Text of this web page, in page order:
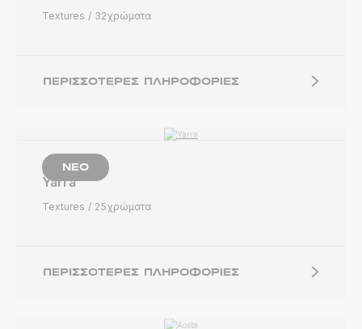
Textures 32χρώματα
ΠΕΡΙΣΣΌΤΕΡΕΣ ΠΛΗΡΟΦΟΡΊΕΣ
ΝΈΟ
Yarra
Textures 25χρώματα
ΠΕΡΙΣΣΌΤΕΡΕΣ ΠΛΗΡΟΦΟΡΊΕΣ